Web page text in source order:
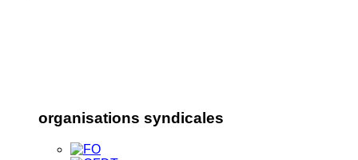
organisations syndicales